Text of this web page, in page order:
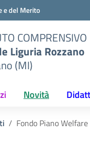
e del Merito
COMPRENSIVO
Liguria Rozzano
(MI)
Novità
Fondo Piano Welfare